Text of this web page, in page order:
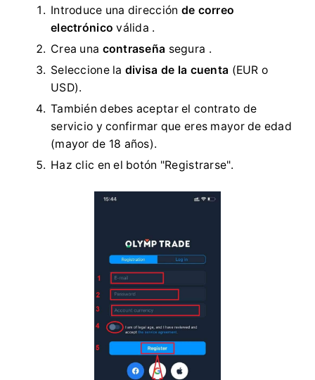
Introduce una dirección de correo
electrónico válida .
Crea una contraseña segura .
Seleccione la divisa de la cuenta (EUR o
USD).
También debes aceptar el contrato de
servicio y confirmar que eres mayor de edad
(mayor de 18 años).
Haz clic en el botón "Registrarse".